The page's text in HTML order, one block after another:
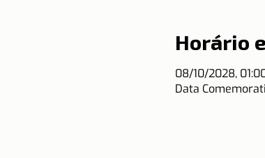
Horário
08/10/2028,
Data